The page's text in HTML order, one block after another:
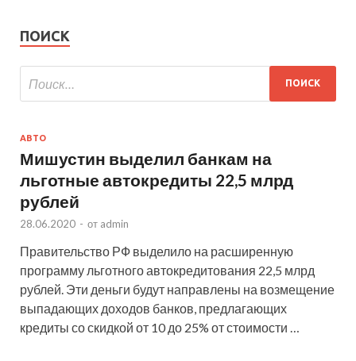
ПОИСК
АВТО
Мишустин выделил банкам на
льготные автокредиты 22,5 млрд
рублей
28.06.2020 - от admin
Правительство РФ выделило на расширенную
программу льготного автокредитования 22,5 млрд
рублей. Эти деньги будут направлены на возмещение
выпадающих доходов банков, предлагающих
кредиты со скидкой от 10 до 25% от стоимости …